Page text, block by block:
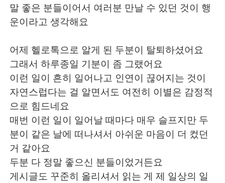
繁體中文 Español
Deutsch 한국어
Русский ไทย
Indonesia
Türkçe Tiếng Việt
Português
말 좋은 분들이어서 여러분 만날 수 있던 것이 행
운이라고 생각해요
어제 헬로톡으로 알게 된 두분이 탈퇴하셨어요
그래서 하루종일 기분이 좀 그랬어요
이런 일이 흔히 일어나고 인연이 끊어지는 것이
자연스럽다는 걸 알면서도 여전히 이별은 감정적
으로 힘드네요
매번 이런 일이 일어날 때마다 매우 슬프지만 두
분이 같은 날에 떠나셔서 아쉬운 마음이 더 컸던
거 같아요
두분 다 정말 좋으신 분들이었거든요
게시글도 꾸준히 올리셔서 읽는 게 제 일상의 일